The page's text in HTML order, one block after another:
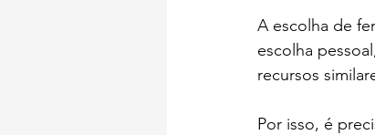
A escolha de
escolha
recursos
Por isso, é